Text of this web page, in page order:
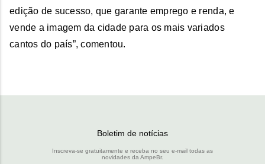
edição de sucesso, que garante emprego e renda, e
vende a imagem da cidade para os mais variados
cantos do país”, comentou.
Boletim de notícias
Inscreva-se gratuitamente e receba no seu e-mail todas as
novidades da AmpeBr.